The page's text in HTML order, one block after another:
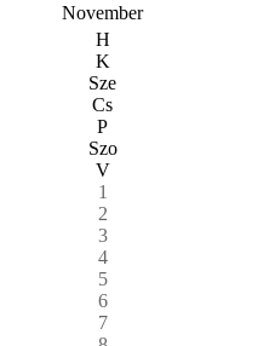
November
H
K
Sze
Cs
P
Szo
V
1
2
3
4
5
6
7